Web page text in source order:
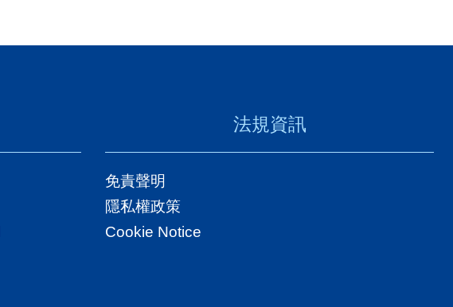
法規資訊
免責聲明
隱私權政策
Cookie Notice